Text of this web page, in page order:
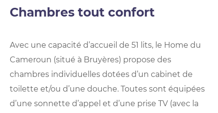
Chambres tout confort
Avec une capacité d’accueil de 51 lits, le Home du
Cameroun (situé à Bruyères) propose des
chambres individuelles dotées d’un cabinet de
toilette et/ou d’une douche. Toutes sont équipées
d’une sonnette d’appel et d’une prise TV (avec la